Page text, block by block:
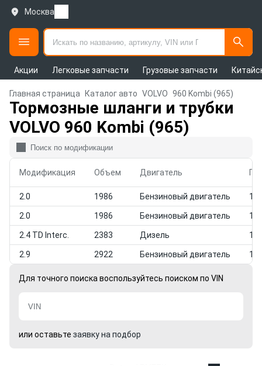
Москва
Акции Легковые запчасти Грузовые запчасти
Главная страница Каталог авто VOLVO 960 Kombi (965)
Тормозные шланги и трубки
VOLVO 960 Kombi (965)
Модификация Объем Двигатель
2.0 1986 Бензиновый двигатель
2.0 1986 Бензиновый двигатель
2.4 TD Interc. 2383 Дизель
2.9 2922 Бензиновый двигатель
Для точного поиска воспользуйтесь поиском по VIN
или оставьте заявку на подбор